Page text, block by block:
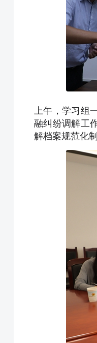
上午，学习组
融纠纷调解工
解档案规范化